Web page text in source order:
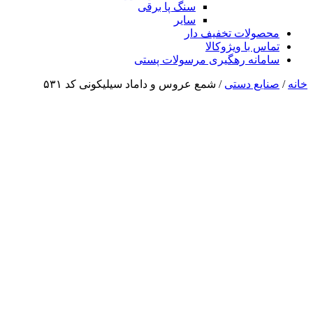
سنگ پا برقی
سایر
محصولات تخفیف دار
تماس با ویژوکالا
سامانه رهگیری مرسولات پستی
خانه / صنایع دستی / شمع عروس و داماد سیلیکونی کد ۵۳۱